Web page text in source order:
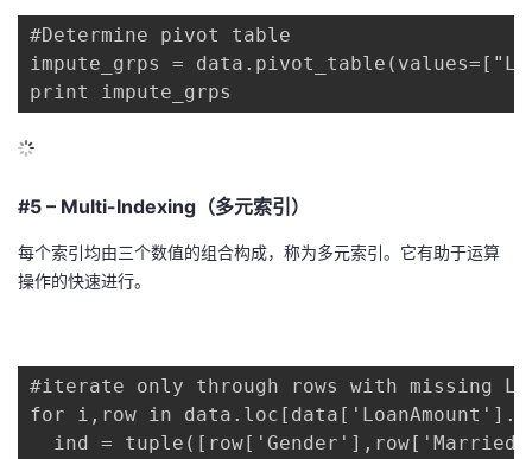
#Determine pivot table
impute_grps =
print impute_grps
#5 – Multi-Indexing（多元索引）
每个索引均由三个数值的组合构成，称为多元索引。它有助于运算
操作的快速进行。
#iterate only through rows with missing
for i,row in
ind =